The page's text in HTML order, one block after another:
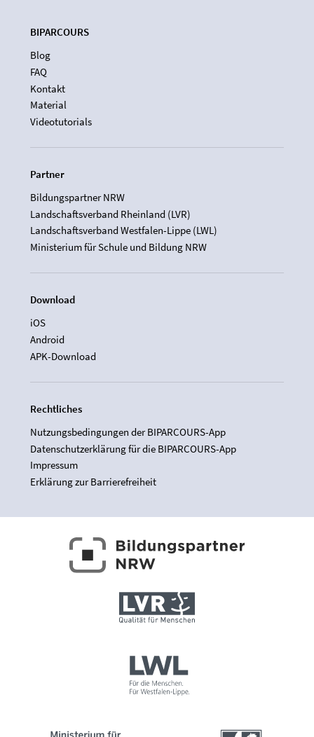
BIPARCOURS
Blog
FAQ
Kontakt
Material
Videotutorials
Partner
Bildungspartner NRW
Landschaftsverband Rheinland (LVR)
Landschaftsverband Westfalen-Lippe (LWL)
Ministerium für Schule und Bildung NRW
Download
iOS
Android
APK-Download
Rechtliches
Nutzungsbedingungen der BIPARCOURS-App
Datenschutzerklärung für die BIPARCOURS-App
Impressum
Erklärung zur Barrierefreiheit